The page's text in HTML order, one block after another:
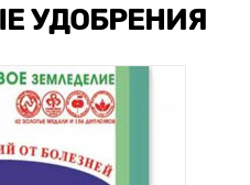
УДОБРЕНИЯ